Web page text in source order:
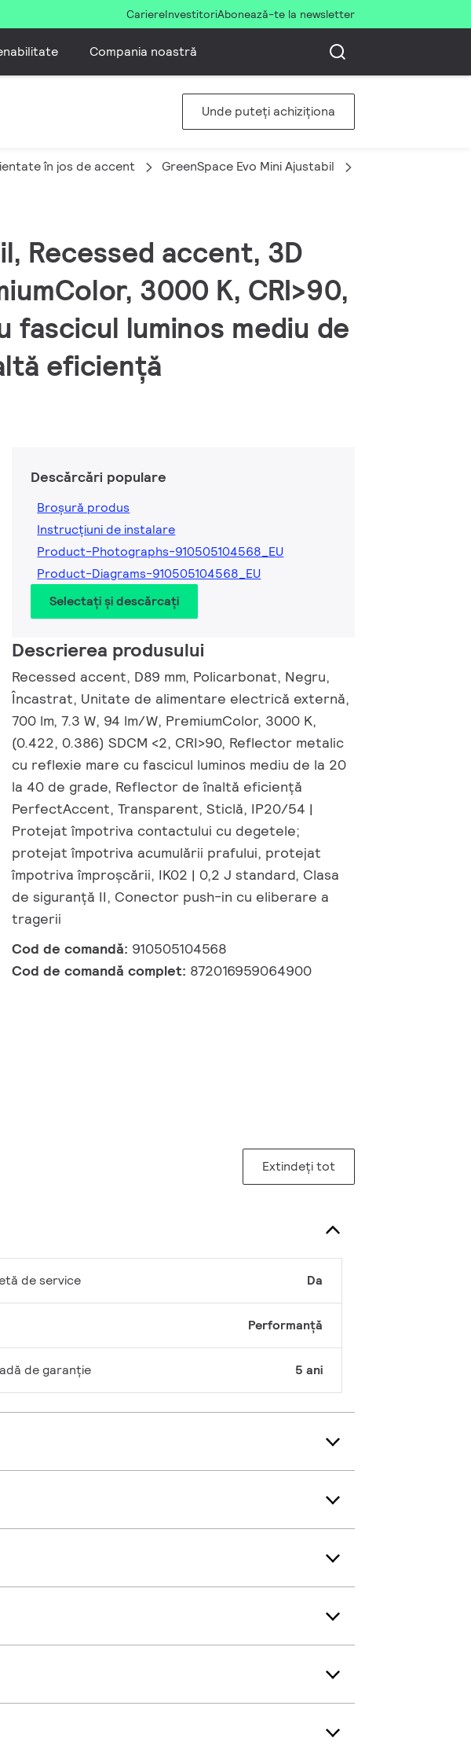
CariereInvestitoriAbonează-te la newsletter
Compania noastră
Unde puteți achiziționa
în jos de accent GreenSpace Evo Mini Ajustabil
Recessed accent, 3D
3000 K, CRI>90,
luminos mediu de
eficiență
Descărcări populare
Broșură produs
Instrucțiuni de instalare
Product-Photographs-910505104568_EU
Product-Diagrams-910505104568_EU
Selectați și descărcați
Descrierea produsului
Recessed accent, D89 mm, Policarbonat, Negru,
Încastrat, Unitate de alimentare electrică externă,
700 lm, 7.3 W, 94 lm/W, PremiumColor, 3000 K,
(0.422, 0.386) SDCM <2, CRI>90, Reflector metalic
cu reflexie mare cu fascicul luminos mediu de la 20
la 40 de grade, Reflector de înaltă eficiență
PerfectAccent, Transparent, Sticlă, IP20/54 |
Protejat împotriva contactului cu degetele;
protejat împotriva acumulării prafului, protejat
împotriva împroșcării, IK02 | 0,2 J standard, Clasa
de siguranță II, Conector push-in cu eliberare a
tragerii
Cod de comandă: 910505104568
Cod de comandă complet: 872016959064900
Extindeți tot
de service Da
Performanță
de garanţie 5 ani